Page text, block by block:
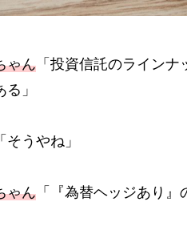
ゃん 「投資信託のライン
」
「そうやね」
ゃん 「『為替ヘッジあり』